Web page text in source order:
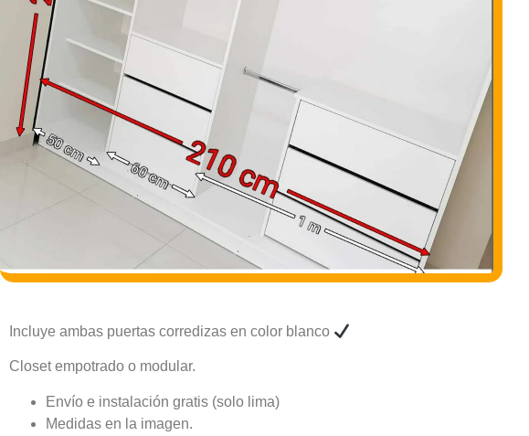
Incluye ambas puertas corredizas en color blanco
Closet empotrado o modular.
Envío e instalación gratis (solo lima)
Medidas en la imagen.